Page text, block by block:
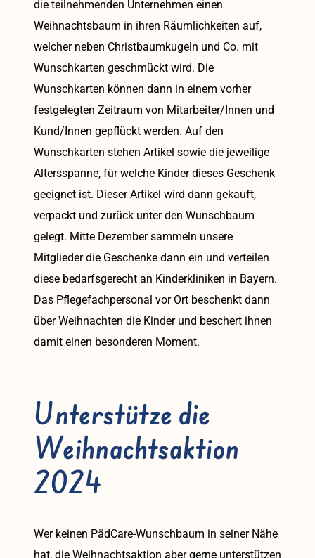
die teilnehmenden Unternehmen einen
Weihnachtsbaum in ihren Räumlichkeiten auf,
welcher neben Christbaumkugeln und Co. mit
Wunschkarten geschmückt wird. Die
Wunschkarten können dann in einem vorher
festgelegten Zeitraum von Mitarbeiter/Innen und
Kund/Innen gepflückt werden. Auf den
Wunschkarten stehen Artikel sowie die jeweilige
Altersspanne, für welche Kinder dieses Geschenk
geeignet ist. Dieser Artikel wird dann gekauft,
verpackt und zurück unter den Wunschbaum
gelegt. Mitte Dezember sammeln unsere
Mitglieder die Geschenke dann ein und verteilen
diese bedarfsgerecht an Kinderkliniken in Bayern.
Das Pflegefachpersonal vor Ort beschenkt dann
über Weihnachten die Kinder und beschert ihnen
damit einen besonderen Moment.
Unterstütze die
Weihnachtsaktion
2024
Wer keinen PädCare-Wunschbaum in seiner Nähe
hat, die Weihnachtsaktion aber gerne unterstützen